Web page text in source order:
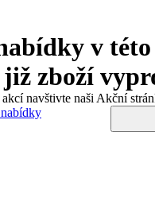
v
již zboží
navštivte naši Akční